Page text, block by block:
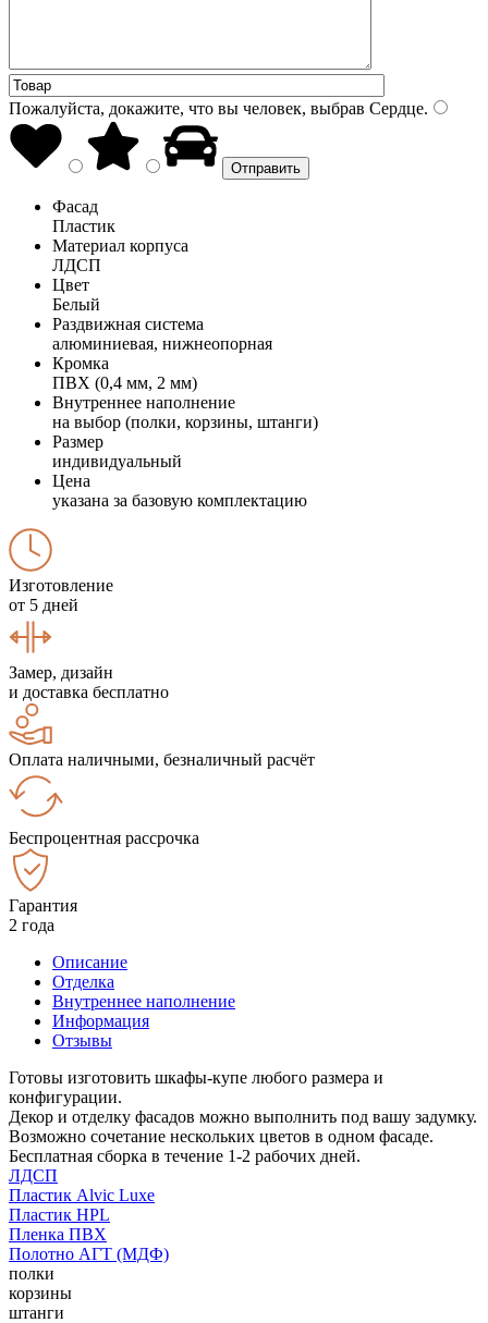
Пожалуйста, докажите, что вы человек, выбрав Сердце.
Фасад
Пластик
Материал корпуса
ЛДСП
Цвет
Белый
Раздвижная система
алюминиевая, нижнеопорная
Кромка
ПВХ (0,4 мм, 2 мм)
Внутреннее наполнение
на выбор (полки, корзины, штанги)
Размер
индивидуальный
Цена
указана за базовую комплектацию
Изготовление
от 5 дней
Замер, дизайн
и доставка бесплатно
Оплата наличными, безналичный расчёт
Беспроцентная рассрочка
Гарантия
2 года
Описание
Отделка
Внутреннее наполнение
Информация
Отзывы
Готовы изготовить шкафы-купе любого размера и
конфигурации.
Декор и отделку фасадов можно выполнить под вашу задумку.
Возможно сочетание нескольких цветов в одном фасаде.
Бесплатная сборка в течение 1-2 рабочих дней.
ЛДСП
Пластик Alvic Luxe
Пластик HPL
Пленка ПВХ
Полотно АГТ (МДФ)
полки
корзины
штанги